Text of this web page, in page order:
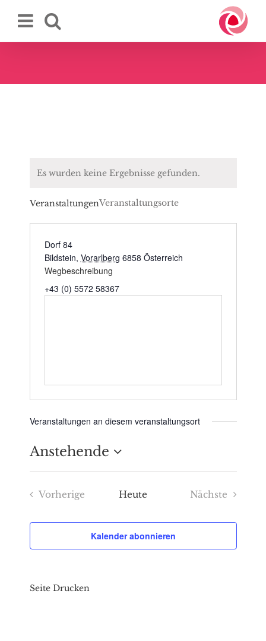
Inhalt
Es wurden keine Ergebnisse gefunden.
VeranstaltungenVeranstaltungsorte
Dorf 84
Bildstein, Vorarlberg 6858 Österreich
Wegbeschreibung
+43 (0) 5572 58367
Veranstaltungen an diesem veranstaltungsort
Anstehende
Datum
wählen.
Vorherige
Heute
Nächste
Kalender abonnieren
Seite Drucken